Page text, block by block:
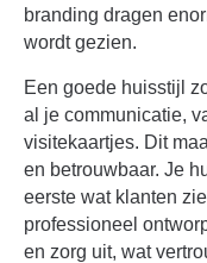
branding dragen
wordt gezien.
Een goede huisstijl
al je communicatie,
visitekaartjes. Dit
en betrouwbaar. Je
eerste wat klanten
professioneel
en zorg uit, wat